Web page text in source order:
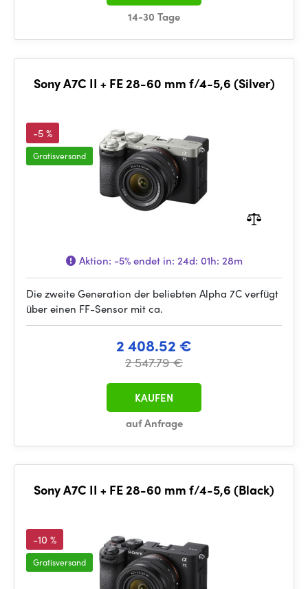
14-30 Tage
Sony A7C II + FE 28-60 mm f/4-5,6 (Silver)
-5 %
Gratisversand
Aktion: -5%endet in: 24d: 01h: 28m
Die zweite Generation der beliebten Alpha 7C verfügt
über einen FF-Sensor mit ca.
2 408.52 €
2 547.79 €
auf Anfrage
KAUFEN
Sony A7C II + FE 28-60 mm f/4-5,6 (Black)
-10 %
Gratisversand